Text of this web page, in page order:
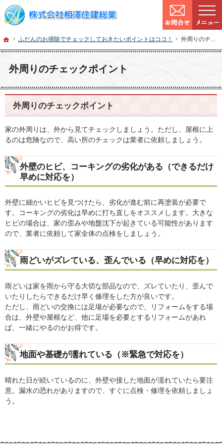
ホーム
ふだんのお掃除でチェックしておきたいポイントはココ！ 外周りのチェックポイント
外周りのチェックポイント
確かな技術と信頼。宮城県仙台市の塗装・リフォームを手がける工務店なら当社へ
宮城県仙台市の塗装・リフォームなら工務店の相澤住建総業
外周りのチェックポイント
家の外周りは、外から見てチェックしましょう。ただし、屋根に上
るのは危険なので、高い所のチェックは業者に依頼しましょう。
外壁のヒビ、コーキングの劣化がある（できるだけ
早めに対応を）
外壁に細かいヒビを見つけたら、劣化が進む前に再塗装が必要で
す。コーキングの劣化は早めに打ち直しをオススメします。大きな
ヒビの場合は、家の歪みや地盤沈下が起きている可能性があります
ので、業者に依頼して家全体の点検をしましょう。
雨どいがズレている、歪んでいる（早めに対応を）
雨どいは家を雨から守る大切な部品なので、ズレていたり、歪んで
いたりしたらできるだけ早く修理をした方が良いです。
ただし、雨どいの交換には足場が必要なので、リフォームをする場
合は、外壁や屋根など、他に足場を必要とするリフォームがあれ
ば、一緒にやるのがお得です。
地面や基礎が濡れている（※緊急で対応を）
晴れた日が続いているのに、外壁や接した地面が濡れていたら要注
意。漏水の恐れがありますので、すぐに点検・修理を依頼しましょ
う。
ホームふだんのお掃